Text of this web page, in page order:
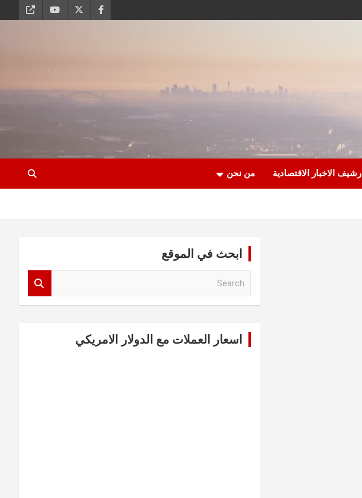
ارشيف الاخبار الاقتصادية من نحن
ابحث في الموقع
اسعار العملات مع الدولار الامريكي